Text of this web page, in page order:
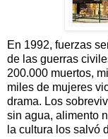
En 1992, fuerzas
de las guerras
200.000 muertos,
miles de mujeres
drama. Los
sin agua, alimento
la cultura los salvó